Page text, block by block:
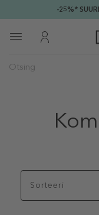
-25%*
Sorteeri